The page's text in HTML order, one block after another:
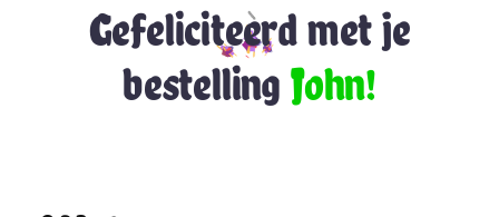
Gefeliciteerd met je
bestelling John!